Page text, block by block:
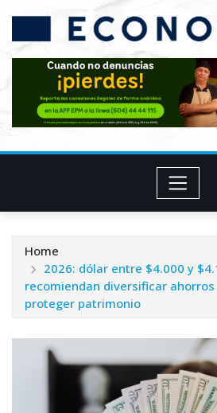
Home
2026: dólar entre $4.000 y
recomiendan diversificar
proteger patrimonio